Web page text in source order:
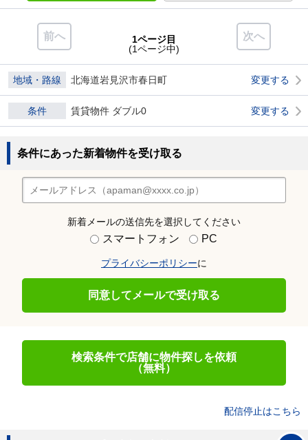
前へ 次へ
1ページ目
(1ページ中)
地域・路線 北海道岩見沢市春日町 変更する
条件 賃貸物件 ダブル0 変更する
条件にあった新着物件を受け取る
新着メールの送信先を選択してください
スマートフォン PC
プライバシーポリシーに
同意してメールで受け取る
検索条件で店舗に物件探しを依頼
（無料）
配信停止はこちら